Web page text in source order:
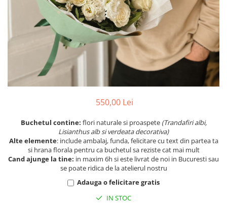
550,00 Lei
Buchetul contine: flori naturale si proaspete (Trandafiri albi,
Lisianthus alb si verdeata decorativa)
Alte elemente: include ambalaj, funda, felicitare cu text din partea ta
si hrana florala pentru ca buchetul sa reziste cat mai mult
Cand ajunge la tine: in maxim 6h si este livrat de noi in Bucuresti sau
se poate ridica de la atelierul nostru
Adauga o felicitare gratis
IN STOC